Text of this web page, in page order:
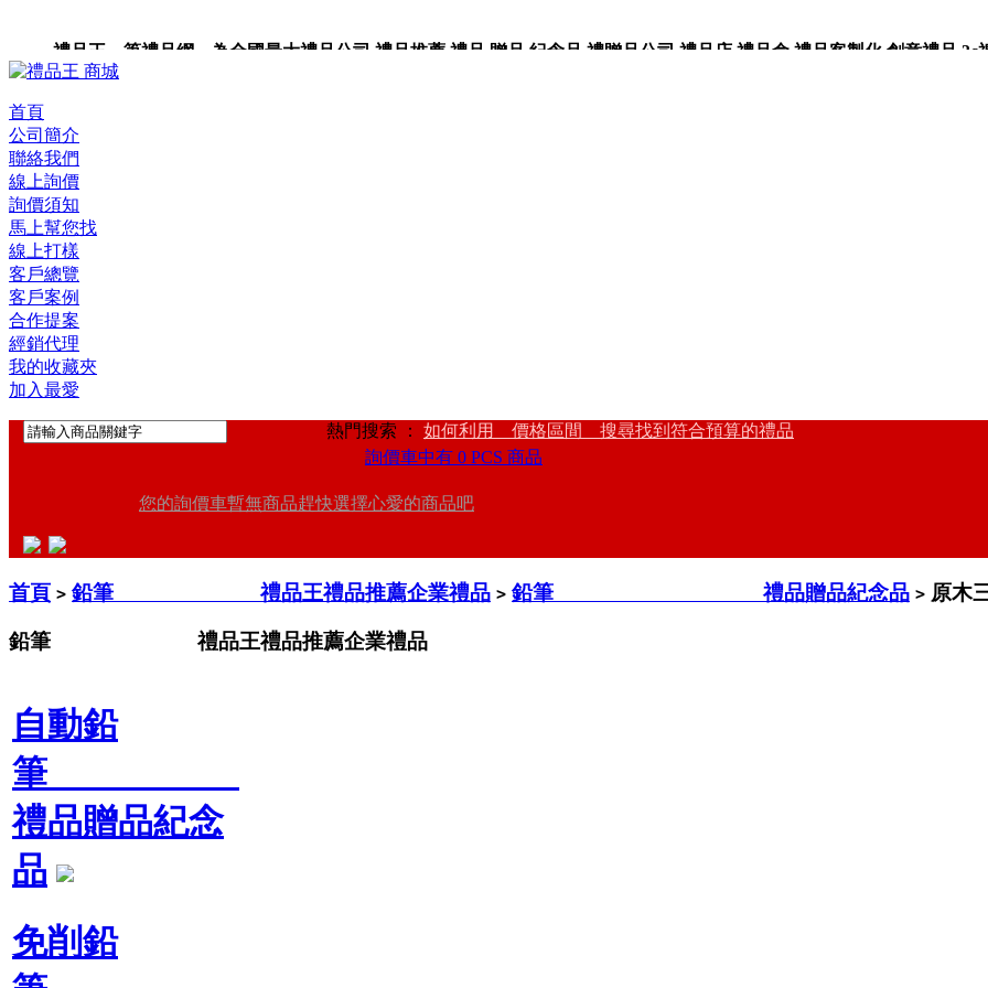
禮品王 筆禮品網 為全國最大禮品公司,禮品推薦,禮品,贈品,紀念品,禮贈品公司,禮品店,禮品盒,禮品客製化,創意禮品,3c
首頁
公司簡介
聯絡我們
線上詢價
詢價須知
馬上幫您找
線上打樣
客戶總覽
客戶案例
合作提案
經銷代理
我的收藏夾
加入最愛
熱門搜索 ： 如何利用 價格區間 搜尋找到符合預算的禮品
詢價車中有 0 PCS 商品
您的詢價車暫無商品趕快選擇心愛的商品吧
首頁 > 鉛筆 禮品王禮品推薦企業禮品 > 鉛筆 禮品贈品紀念品 > 原木
鉛筆 禮品王禮品推薦企業禮品
自動鉛
筆
禮品贈品紀念
品
免削鉛